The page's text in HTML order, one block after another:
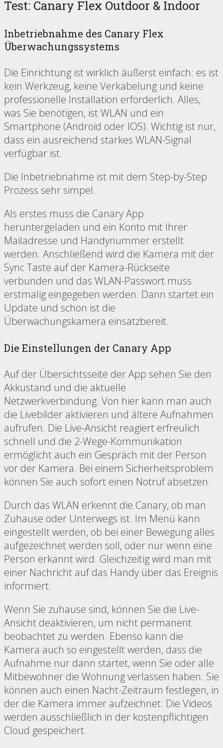
Test: Canary Flex Outdoor & Indoor
Inbetriebnahme des Canary Flex
Überwachungssystems
Die Einrichtung ist wirklich äußerst einfach: es ist
kein Werkzeug, keine Verkabelung und keine
professionelle Installation erforderlich. Alles,
was Sie benötigen, ist WLAN und ein
Smartphone (Android oder IOS). Wichtig ist nur,
dass ein ausreichend starkes WLAN-Signal
verfügbar ist.
Die Inbetriebnahme ist mit dem Step-by-Step
Prozess sehr simpel.
Als erstes muss die Canary App
heruntergeladen und ein Konto mit Ihrer
Mailadresse und Handynummer erstellt
werden. Anschließend wird die Kamera mit der
Sync Taste auf der Kamera-Rückseite
verbunden und das WLAN-Passwort muss
erstmalig eingegeben werden. Dann startet ein
Update und schon ist die
Überwachungskamera einsatzbereit.
Die Einstellungen der Canary App
Auf der Übersichtsseite der App sehen Sie den
Akkustand und die aktuelle
Netzwerkverbindung. Von hier kann man auch
die Livebilder aktivieren und ältere Aufnahmen
aufrufen. Die Live-Ansicht reagiert erfreulich
schnell und die 2-Wege-Kommunikation
ermöglicht auch ein Gespräch mit der Person
vor der Kamera. Bei einem Sicherheitsproblem
können Sie auch sofort einen Notruf absetzen.
Durch das WLAN erkennt die Canary, ob man
Zuhause oder Unterwegs ist. Im Menü kann
eingestellt werden, ob bei einer Bewegung alles
aufgezeichnet werden soll, oder nur wenn eine
Person erkannt wird. Gleichzeitig wird man mit
einer Nachricht auf das Handy über das Ereignis
informiert.
Wenn Sie zuhause sind, können Sie die Live-
Ansicht deaktivieren, um nicht permanent
beobachtet zu werden. Ebenso kann die
Kamera auch so eingestellt werden, dass die
Aufnahme nur dann startet, wenn Sie oder alle
Mitbewohner die Wohnung verlassen haben. Sie
können auch einen Nacht-Zeitraum festlegen, in
der die Kamera immer aufzeichnet. Die Videos
werden ausschließlich in der kostenpflichtigen
Cloud gespeichert.